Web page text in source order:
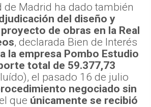
de Madrid ha dado también
del diseño y
de obras en la Real
, declarada Bien de Interés
a la empresa Pombo Estudio
total de 59.377,73
el pasado 16 de julio
negociado sin
que únicamente se recibió